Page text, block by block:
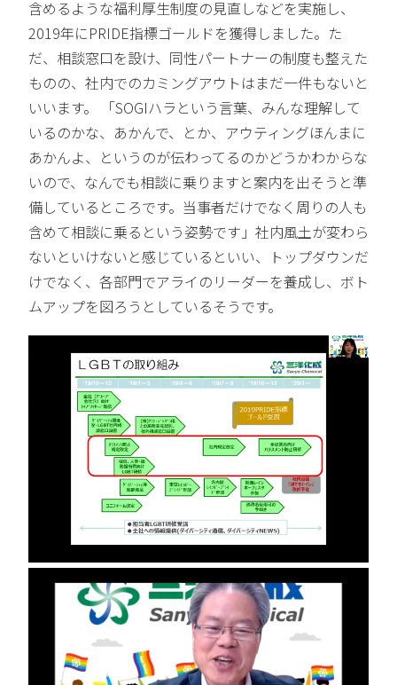
含めるような福利厚生制度の見直しなどを実施し、
2019年にPRIDE指標ゴールドを獲得しました。た
だ、相談窓口を設け、同性パートナーの制度も整えた
ものの、社内でのカミングアウトはまだ一件もないと
いいます。 「SOGIハラという言葉、みんな理解して
いるのかな、あかんで、とか、アウティングほんまに
あかんよ、というのが伝わってるのかどうかわからな
いので、なんでも相談に乗りますと案内を出そうと準
備しているところです。当事者だけでなく周りの人も
含めて相談に乗るという姿勢です」社内風土が変わら
ないといけないと感じているといい、トップダウンだ
けでなく、各部門でアライのリーダーを養成し、ボト
ムアップを図ろうとしているそうです。